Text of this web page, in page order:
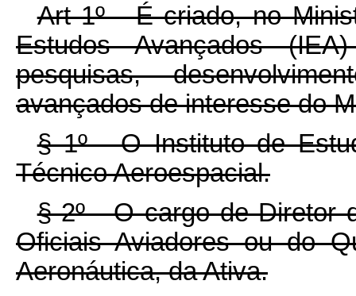
Art 1º - É criado, no
Estudos Avançados
pesquisas,
avançados de interesse do
§ 1º - O Instituto de
Técnico Aeroespacial.
§ 2º - O cargo de Diretor
Oficiais Aviadores ou do
Aeronáutica, da Ativa.